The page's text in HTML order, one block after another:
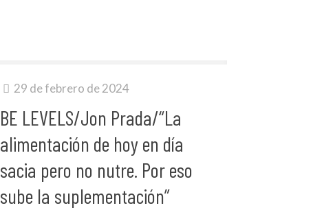
29 de febrero de 2024
BE LEVELS/Jon Prada/“La
alimentación de hoy en día
sacia pero no nutre. Por eso
sube la suplementación”